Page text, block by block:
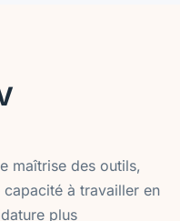
maîtrise des outils,
capacité à travailler en
plus